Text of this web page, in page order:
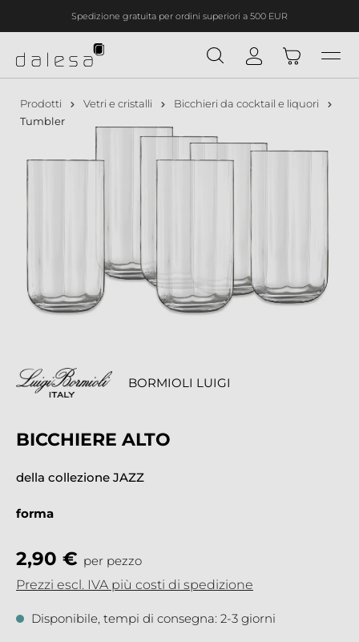
principaleSpedizione gratuita per ordini superiori a 500 EUR
Prodotti Vetri e cristalli
Bicchieri da cocktail e liquori
Tumbler
BORMIOLI LUIGI
BICCHIERE ALTO
della collezione JAZZ
2,90 € per pezzo
Prezzi escl. IVA più costi di spedizione
Disponibile, tempi di consegna: 2-3 giorni
forma